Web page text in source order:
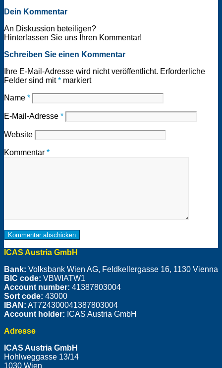
Dein Kommentar
An Diskussion beteiligen?
Hinterlassen Sie uns Ihren Kommentar!
Schreiben Sie einen Kommentar
Ihre E-Mail-Adresse wird nicht veröffentlicht. Erforderliche
Felder sind mit* markiert
Name *
E-Mail-Adresse *
Website
Kommentar *
ICAS Austria GmbH
Bank: Volksbank Wien AG, Feldkellergasse 16, 1130 Vienna
BIC code: VBWIATW1
Account number: 41387803004
Sort code: 43000
IBAN: AT724300041387803004
Account holder: ICAS Austria GmbH
Adresse
ICAS Austria GmbH
Hohlweggasse 13/14
1030 Wien